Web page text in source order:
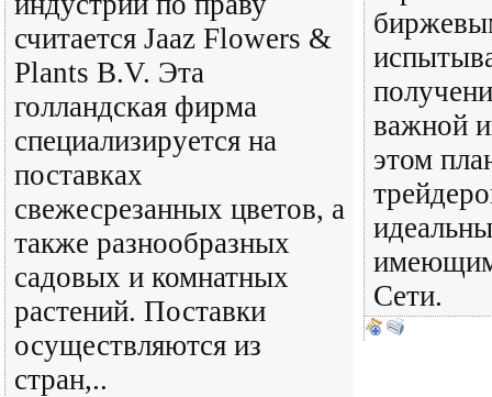
считается Jaaz Flowers &
Plants B.V. Эта
голландская фирма
специализируется на
поставках
свежесрезанных цветов, а
также разнообразных
садовых и комнатных
растений. Поставки
осуществляются из
стран,..
важной
этом
имеющим
Сети.